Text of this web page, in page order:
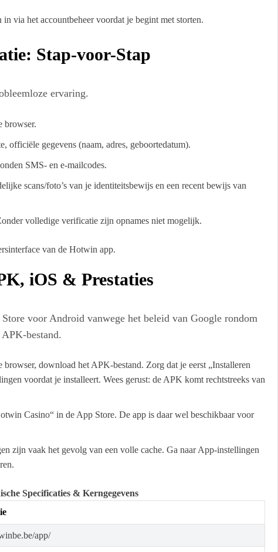
via het accountbeheer voordat je begint met storten.
Stap-voor-Stap
ervaring.
browser.
officiële gegevens (naam, adres, geboortedatum).
SMS- en e-mailcodes.
scans/foto’s van je identiteitsbewijs en een recent bewijs van
volledige verificatie zijn opnames niet mogelijk.
van de Hotwin app.
iOS & Prestaties
voor Android vanwege het beleid van Google rondom
bestand.
browser, download het APK-bestand. Zorg dat je eerst „Installeren
voordat je installeert. Wees gerust: de APK komt rechtstreeks van
Casino“ in de App Store. De app is daar wel beschikbaar voor
zijn vaak het gevolg van een volle cache. Ga naar App-instellingen
Specificaties & Kerngegevens
app/